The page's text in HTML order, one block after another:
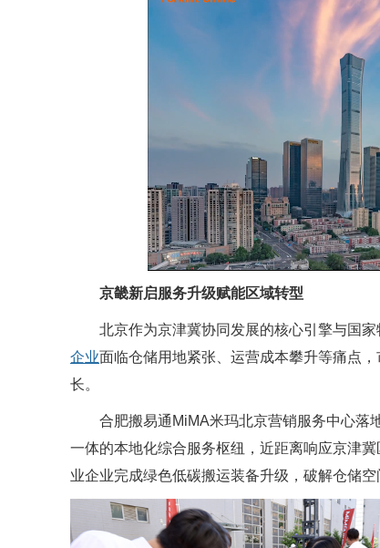
京畿新启服务升级赋能区域转型
北京作为京津冀协同发展的核心引擎与国
企业面临仓储用地紧张、运营成本攀升等痛点
长。
合肥搬易通MiMA米玛北京营销服务中心落
一体的本地化综合服务枢纽，近距离响应京津
业企业完成绿色低碳搬运装备升级，破解仓储